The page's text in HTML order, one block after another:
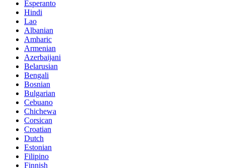
Esperanto
Hindi
Lao
Albanian
Amharic
Armenian
Azerbaijani
Belarusian
Bengali
Bosnian
Bulgarian
Cebuano
Chichewa
Corsican
Croatian
Dutch
Estonian
Filipino
Finnish